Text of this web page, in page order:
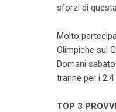
sforzi di
Molto
Olimpiche sul
Domani
tranne per i
TOP 3